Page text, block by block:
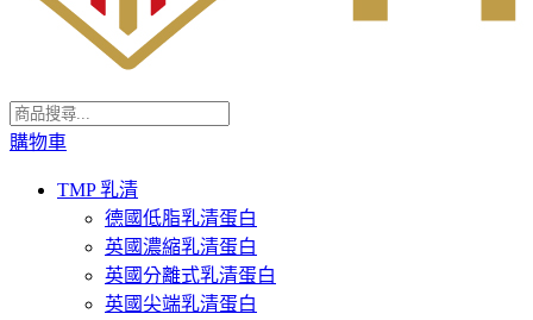
購物車
TMP 乳清
德國低脂乳清蛋白
英國濃縮乳清蛋白
英國分離式乳清蛋白
英國尖端乳清蛋白